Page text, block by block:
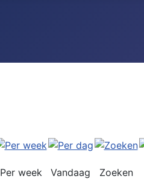
Per week Vandaag Zoeken